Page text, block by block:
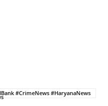
#CrimeNews #HaryanaNews